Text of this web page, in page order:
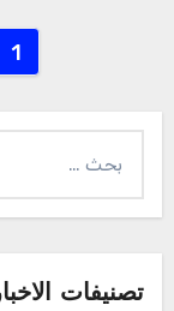
1
عن:
تصنيفات